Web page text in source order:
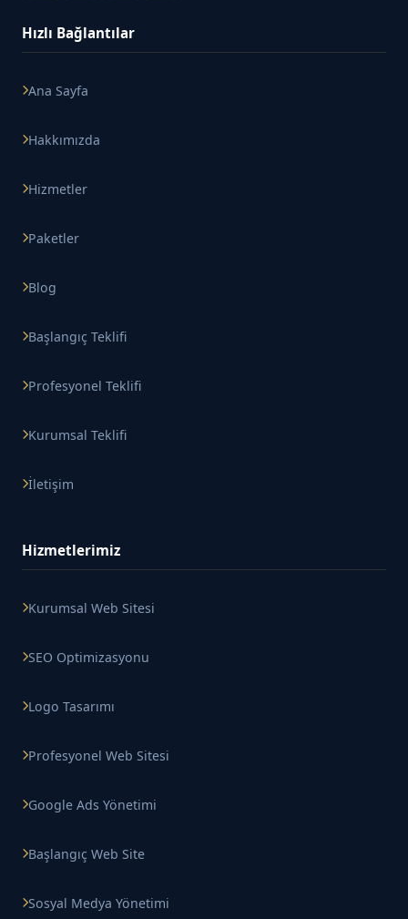
Hızlı Bağlantılar
Ana Sayfa
Hakkımızda
Hizmetler
Paketler
Blog
Başlangıç Teklifi
Profesyonel Teklifi
Kurumsal Teklifi
İletişim
Hizmetlerimiz
Kurumsal Web Sitesi
SEO Optimizasyonu
Logo Tasarımı
Profesyonel Web Sitesi
Google Ads Yönetimi
Başlangıç Web Site
Sosyal Medya Yönetimi